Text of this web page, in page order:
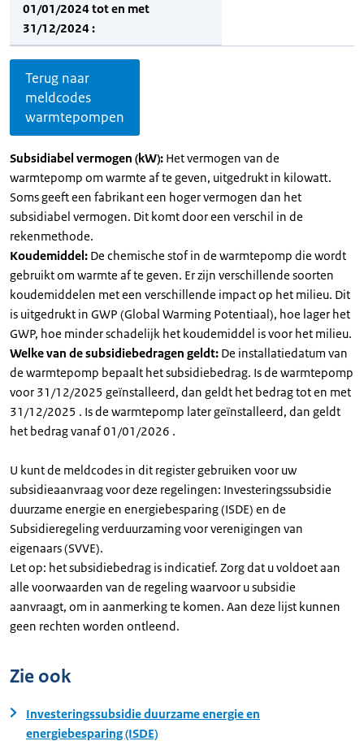
01/01/2024 tot en met
31/12/2024 :
Terug naar
meldcodes
warmtepompen
Subsidiabel vermogen (kW): Het vermogen van de
warmtepomp om warmte af te geven, uitgedrukt in kilowatt.
Soms geeft een fabrikant een hoger vermogen dan het
subsidiabel vermogen. Dit komt door een verschil in de
rekenmethode.
Koudemiddel: De chemische stof in de warmtepomp die wordt
gebruikt om warmte af te geven. Er zijn verschillende soorten
koudemiddelen met een verschillende impact op het milieu. Dit
is uitgedrukt in GWP (Global Warming Potentiaal), hoe lager het
GWP, hoe minder schadelijk het koudemiddel is voor het milieu.
Welke van de subsidiebedragen geldt: De installatiedatum van
de warmtepomp bepaalt het subsidiebedrag. Is de warmtepomp
voor 31/12/2025 geïnstalleerd, dan geldt het bedrag tot en met
31/12/2025 . Is de warmtepomp later geïnstalleerd, dan geldt
het bedrag vanaf 01/01/2026 .
U kunt de meldcodes in dit register gebruiken voor uw
subsidieaanvraag voor deze regelingen: Investeringssubsidie
duurzame energie en energiebesparing (ISDE) en de
Subsidieregeling verduurzaming voor verenigingen van
eigenaars (SVVE).
Let op: het subsidiebedrag is indicatief. Zorg dat u voldoet aan
alle voorwaarden van de regeling waarvoor u subsidie
aanvraagt, om in aanmerking te komen. Aan deze lijst kunnen
geen rechten worden ontleend.
Zie ook
Investeringssubsidie duurzame energie en
energiebesparing (ISDE)